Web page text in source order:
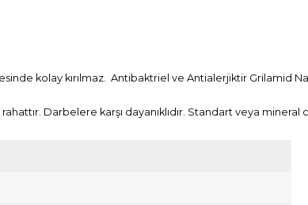
kolay kırılmaz. Antibaktriel ve Antialerjiktir Grilamid
Darbelere karşı dayanıklıdır. Standart veya mineral